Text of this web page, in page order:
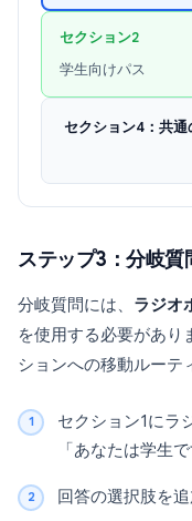
セクション2
学生向けパス
セクション4：共通
ステップ3：分岐質
分岐質問には、 ラジオ
を使用する必要があり
ションへの移動ルーテ
セクション1にラ
「あなたは学生
回答の選択肢を